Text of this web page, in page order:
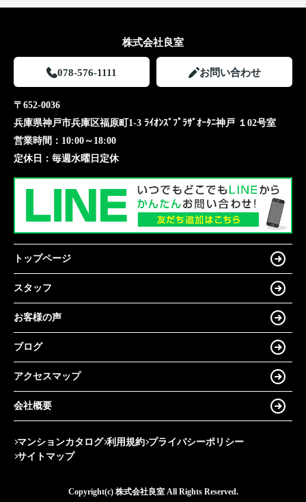
株式会社良室
078-576-1111 お問い合わせ
〒652-0036
兵庫県神戸市兵庫区福原町1-3 ﾗｲｵﾝｽﾞﾌﾟﾗｻﾞｵｰﾀﾆ神戸 １02号室
営業時間： 10:00～18:00
定休日： 毎週水曜日定休
トップページ
スタッフ
お客様の声
ブログ
アクセスマップ
会社概要
マンションカタログ 利用規約 プライバシーポリシー
サイトマップ
Copyright(c) 株式会社良室 All Rights Reserved.